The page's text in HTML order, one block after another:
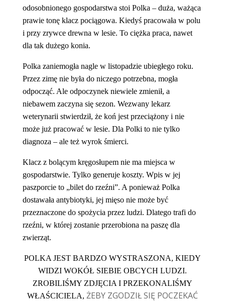
odosobnionego gospodarstwa stoi Polka – duża, ważąca
prawie tonę klacz pociągowa. Kiedyś pracowała w polu
i przy zrywce drewna w lesie. To ciężka praca, nawet
dla tak dużego konia.
Polka zaniemogła nagle w listopadzie ubiegłego roku.
Przez zimę nie była do niczego potrzebna, mogła
odpocząć. Ale odpoczynek niewiele zmienił, a
niebawem zaczyna się sezon. Wezwany lekarz
weterynarii stwierdził, że koń jest przeciążony i nie
może już pracować w lesie. Dla Polki to nie tylko
diagnoza – ale też wyrok śmierci.
Klacz z bolącym kręgosłupem nie ma miejsca w
gospodarstwie. Tylko generuje koszty. Wpis w jej
paszporcie to „bilet do rzeźni”. A ponieważ Polka
dostawała antybiotyki, jej mięso nie może być
przeznaczone do spożycia przez ludzi. Dlatego trafi do
rzeźni, w której zostanie przerobiona na paszę dla
zwierząt.
POLKA JEST BARDZO WYSTRASZONA, KIEDY
WIDZI WOKÓŁ SIEBIE OBCYCH LUDZI.
ZROBILIŚMY ZDJĘCIA I PRZEKONALIŚMY
WŁAŚCICIELA, ŻEBY ZGODZIŁ SIĘ POCZEKAĆ